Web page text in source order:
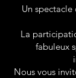
Un spectacle
La
fabuleux
Nous vous